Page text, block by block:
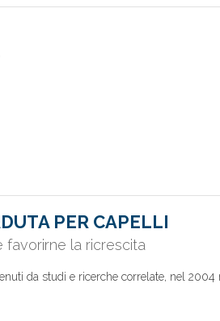
PER CAPELLI
favorirne la ricrescita
da studi e ricerche correlate, nel 2004